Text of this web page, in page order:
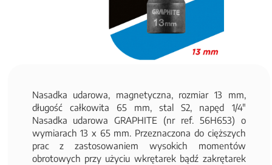
Nasadka udarowa, magnetyczna, rozmiar 13 mm,
długość całkowita 65 mm, stal S2, napęd 1/4"
Nasadka udarowa GRAPHITE (nr ref. 56H653) o
wymiarach 13 x 65 mm. Przeznaczona do cięższych
prac z zastosowaniem wysokich momentów
obrotowych przy użyciu wkrętarek bądź zakrętarek